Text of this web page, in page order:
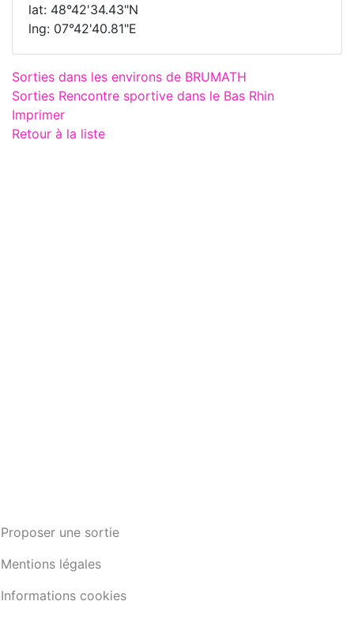
lat: 48°42'34.43"N
lng: 07°42'40.81"E
Sorties dans les environs de BRUMATH
Sorties Rencontre sportive dans le Bas Rhin
Imprimer
Retour à la liste
Proposer une sortie
Mentions légales
Informations cookies